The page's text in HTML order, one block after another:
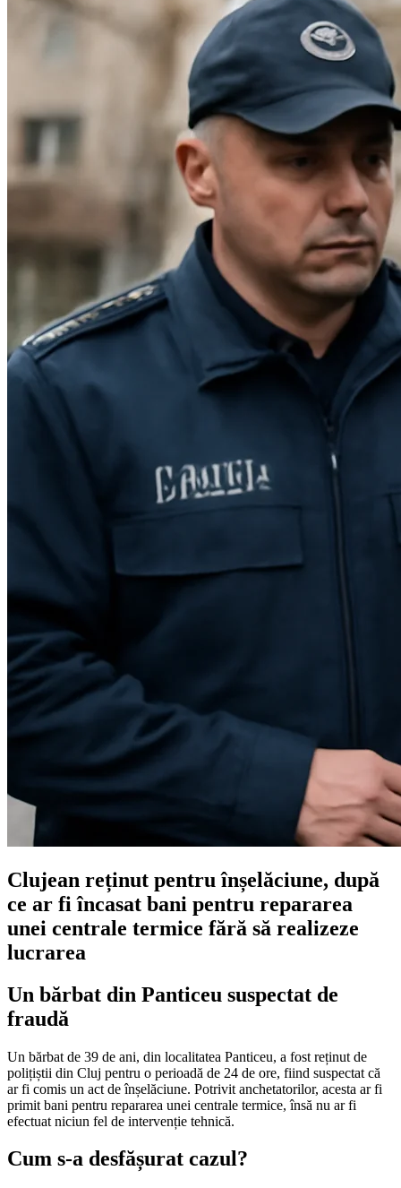
Clujean reținut pentru înșelăciune, după
ce ar fi încasat bani pentru repararea
unei centrale termice fără să realizeze
lucrarea
Un bărbat din Panticeu suspectat de
fraudă
Un bărbat de 39 de ani, din localitatea Panticeu, a fost reținut de
polițiștii din Cluj pentru o perioadă de 24 de ore, fiind suspectat că
ar fi comis un act de înșelăciune. Potrivit anchetatorilor, acesta ar fi
primit bani pentru repararea unei centrale termice, însă nu ar fi
efectuat niciun fel de intervenție tehnică.
Cum s-a desfășurat cazul?